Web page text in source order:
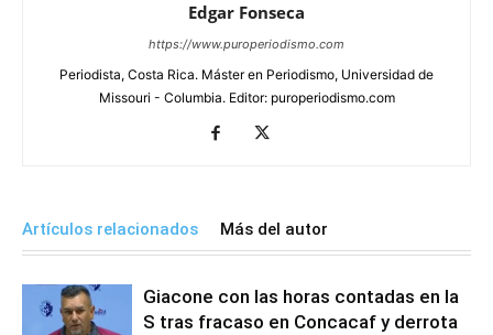
Edgar Fonseca
https://www.puroperiodismo.com
Periodista, Costa Rica. Máster en Periodismo, Universidad de
Missouri - Columbia. Editor: puroperiodismo.com
Artículos relacionados Más del autor
Giacone con las horas contadas en la
S tras fracaso en Concacaf y derrota